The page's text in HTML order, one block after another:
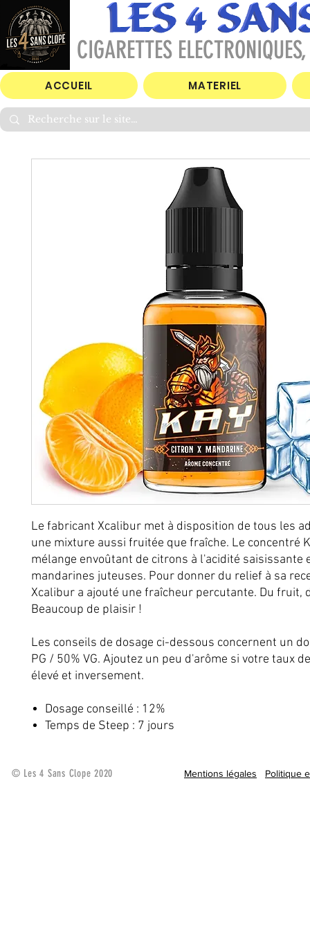
CIGARETTES
ACCUEIL MATERIEL
Le fabricant Xcalibur met à disposition de tous les
une mixture aussi fruitée que fraîche. Le concentré
mélange envoûtant de citrons à l'acidité saisissante
mandarines juteuses. Pour donner du relief à sa
Xcalibur a ajouté une fraîcheur percutante. Du fruit,
Beaucoup de plaisir !
Les conseils de dosage ci-dessous concernent un
PG / 50% VG. Ajoutez un peu d'arôme si votre taux
élevé et inversement.
Dosage conseillé : 12%
Temps de Steep : 7 jours
© Les 4 Sans Clope 2020 Mentions légales Politique